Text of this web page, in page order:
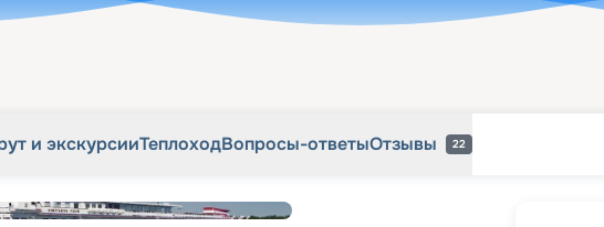
и экскурсииТеплоходВопросы-ответыОтзывы 22